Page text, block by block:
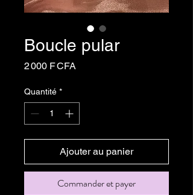
Boucle pular
2 000 F CFA
Quantité *
Ajouter au panier
Commander et payer